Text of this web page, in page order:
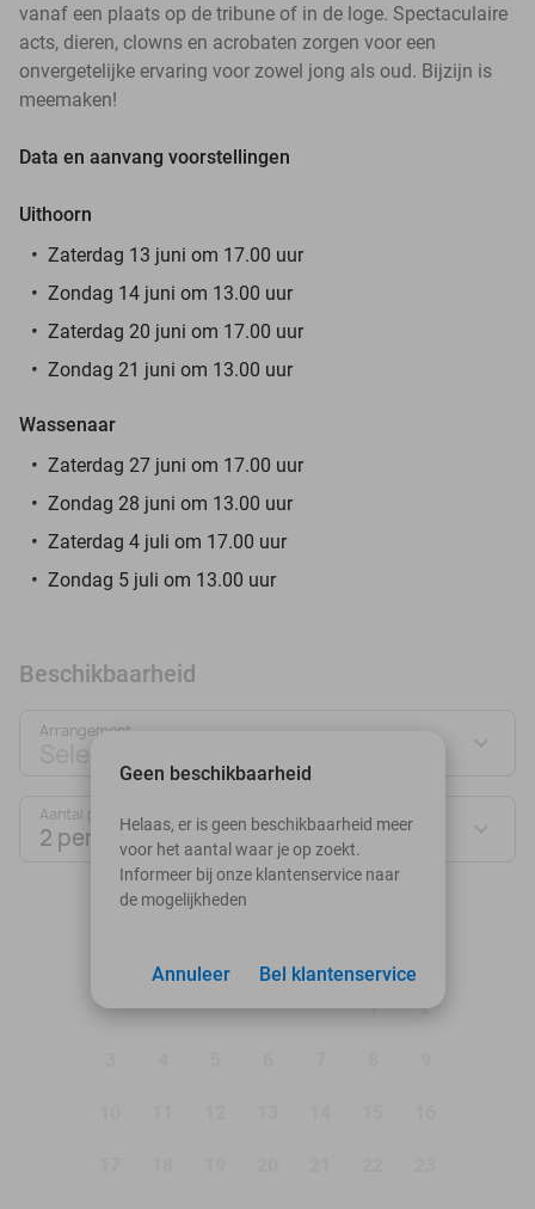
vanaf een plaats op de tribune of in de loge. Spectaculaire
acts, dieren, clowns en acrobaten zorgen voor een
onvergetelijke ervaring voor zowel jong als oud. Bijzijn is
meemaken!
Data en aanvang voorstellingen
Uithoorn
Zaterdag 13 juni om 17.00 uur
Zondag 14 juni om 13.00 uur
Zaterdag 20 juni om 17.00 uur
Zondag 21 juni om 13.00 uur
Wassenaar
Zaterdag 27 juni om 17.00 uur
Zondag 28 juni om 13.00 uur
Zaterdag 4 juli om 17.00 uur
Zondag 5 juli om 13.00 uur
Beschikbaarheid
Arrangement
Selecteer jouw deal
Aantal personen:
2 personen
augustus 2026
1 2
Geen beschikbaarheid
Helaas, er is geen beschikbaarheid meer
voor het aantal waar je op zoekt.
Informeer bij onze klantenservice naar
de mogelijkheden
Bel klantenservice
Annuleer